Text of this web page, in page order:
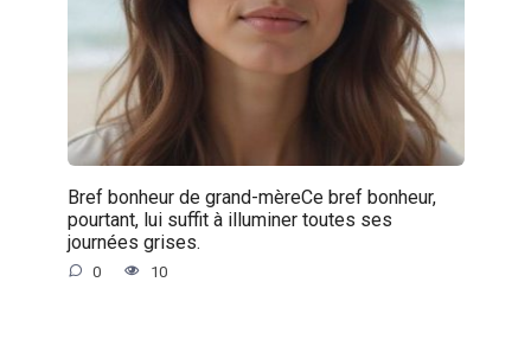
Bref bonheur de grand-mèreCe bref bonheur,
pourtant, lui suffit à illuminer toutes ses
journées grises.
0 10